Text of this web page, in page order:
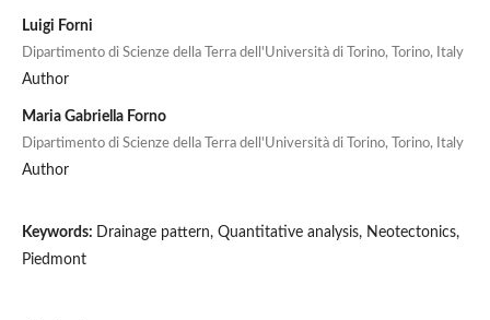
Luigi Forni
Dipartimento di Scienze della Terra dell'Università di Torino, Torino, Italy
Author
Maria Gabriella Forno
Dipartimento di Scienze della Terra dell'Università di Torino, Torino, Italy
Author
Keywords: Drainage pattern, Quantitative analysis, Neotectonics,
Piedmont